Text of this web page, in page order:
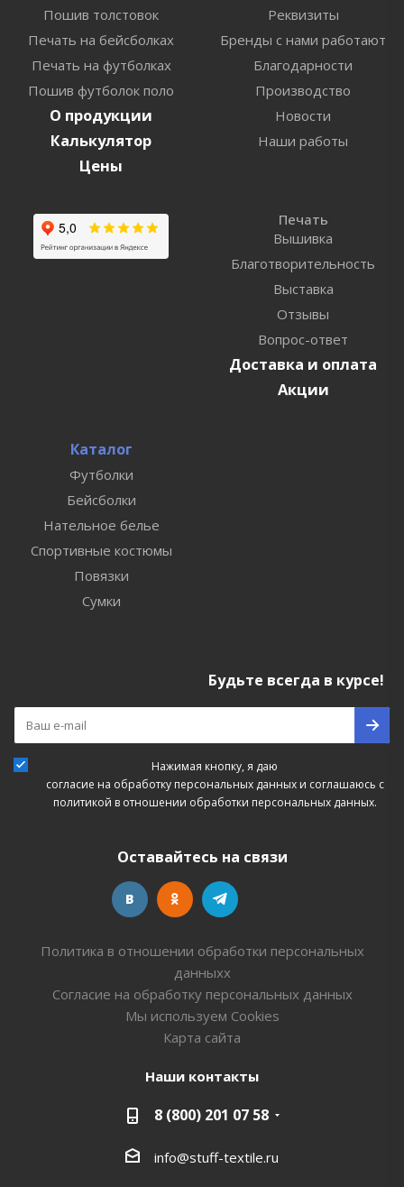
Пошив толстовок
Печать на бейсболках
Печать на футболках
Пошив футболок поло
О продукции
Калькулятор
Цены
Реквизиты
Бренды с нами работают
Благодарности
Производство
Новости
Наши работы
Печать
Вышивка
Благотворительность
Выставка
Отзывы
Вопрос-ответ
Доставка и оплата
Акции
Каталог
Футболки
Бейсболки
Нательное белье
Спортивные костюмы
Повязки
Сумки
Будьте всегда в курсе!
Нажимая кнопку, я даю
согласие на обработку персональных данныхи соглашаюсь с
политикой в отношении обработки персональных данных.
Оставайтесь на связи
Политика в отношении обработки персональных
данныхх
Согласие на обработку персональных данных
Мы используем Cookies
Карта сайта
Наши контакты
8 (800) 201 07 58
info@stuff-textile.ru